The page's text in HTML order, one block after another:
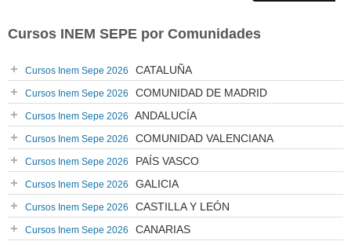
Cursos INEM SEPE por Comunidades
Cursos Inem Sepe 2026 CATALUÑA
Cursos Inem Sepe 2026 COMUNIDAD DE MADRID
Cursos Inem Sepe 2026 ANDALUCÍA
Cursos Inem Sepe 2026 COMUNIDAD VALENCIANA
Cursos Inem Sepe 2026 PAÍS VASCO
Cursos Inem Sepe 2026 GALICIA
Cursos Inem Sepe 2026 CASTILLA Y LEÓN
Cursos Inem Sepe 2026 CANARIAS